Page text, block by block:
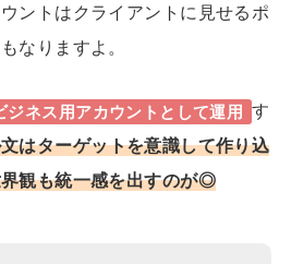
ントはクライアントに見せるポ
なりますよ。
ジネス用アカウントとして運用
す
はターゲットを意識して作り込
観も統一感を出すのが◎